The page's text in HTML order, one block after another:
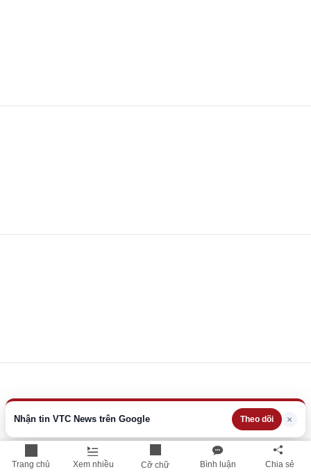
Trang chủ Xem nhiều Cỡ chữ Bình luận Chia sẻ
Nhận tin VTC News trên Google Theo dõi ×